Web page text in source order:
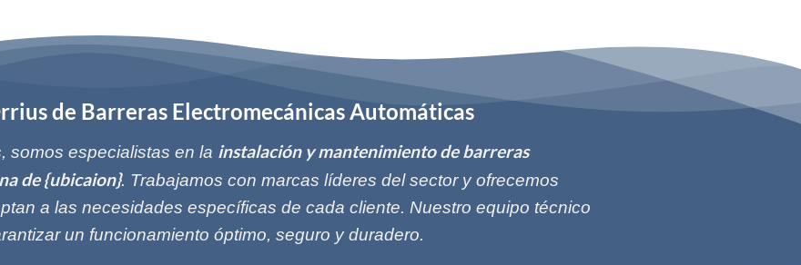
de Barreras Electromecánicas Automáticas
somos especialistas en la instalación y mantenimiento de barreras
de {ubicaion}. Trabajamos con marcas líderes del sector y ofrecemos
a las necesidades específicas de cada cliente. Nuestro equipo técnico
un funcionamiento óptimo, seguro y duradero.